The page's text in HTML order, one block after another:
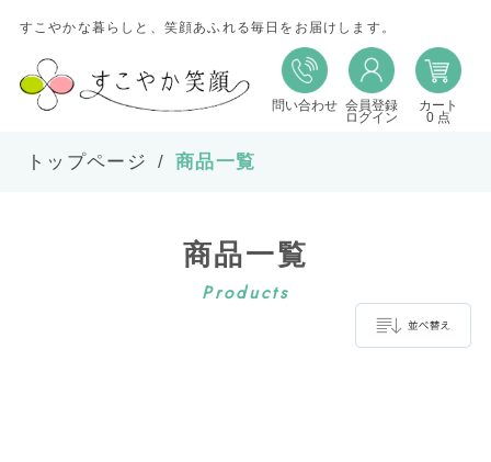
すこやかな暮らしと、笑顔あふれる毎日をお届けします。
問い合わせ 会員登録
ログイン
カート
0 点
トップページ 商品一覧
商品一覧
Products
並び替え